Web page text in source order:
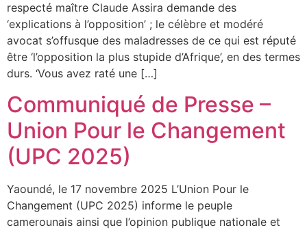
respecté maître Claude Assira demande des
‘explications à l’opposition’ ; le célèbre et modéré
avocat s’offusque des maladresses de ce qui est réputé
être ‘l’opposition la plus stupide d’Afrique’, en des termes
durs. ‘Vous avez raté une […]
Communiqué de Presse –
Union Pour le Changement
(UPC 2025)
Yaoundé, le 17 novembre 2025 L’Union Pour le
Changement (UPC 2025) informe le peuple
camerounais ainsi que l’opinion publique nationale et